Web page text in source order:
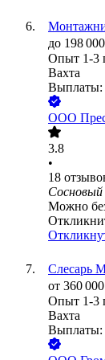
до 198 000
Опыт 1-3
Вахта
Выплаты:
ООО
3.8
•
18
Сосновый
Можно
Слесарь
от 360 000
Опыт 1-3
Вахта
Выплаты: